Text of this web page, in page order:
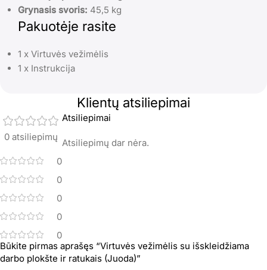
Grynasis svoris: 45,5 kg
Pakuotėje rasite
1 x Virtuvės vežimėlis
1 x Instrukcija
Klientų atsiliepimai
0 atsiliepimų
0
0
0
0
0
Atsiliepimai
Atsiliepimų dar nėra.
Būkite pirmas aprašęs “Virtuvės vežimėlis su išskleidžiama
darbo plokšte ir ratukais (Juoda)”